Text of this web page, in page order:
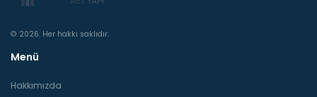
© 2026. Her hakkı saklıdır.
Menü
Hakkımızda